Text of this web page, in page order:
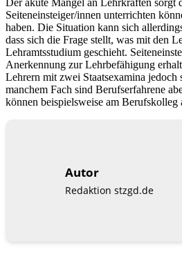
Der akute Mangel an Lehrkräften sorgt
Seiteneinsteiger/innen unterrichten
haben. Die Situation kann sich
dass sich die Frage stellt, was mit den
Lehramtsstudium geschieht.
Anerkennung zur Lehrbefähigung
Lehrern mit zwei Staatsexamina jedoch
manchem Fach sind Berufserfahrene
können beispielsweise am Berufskolleg
Autor
Redaktion stzgd.de